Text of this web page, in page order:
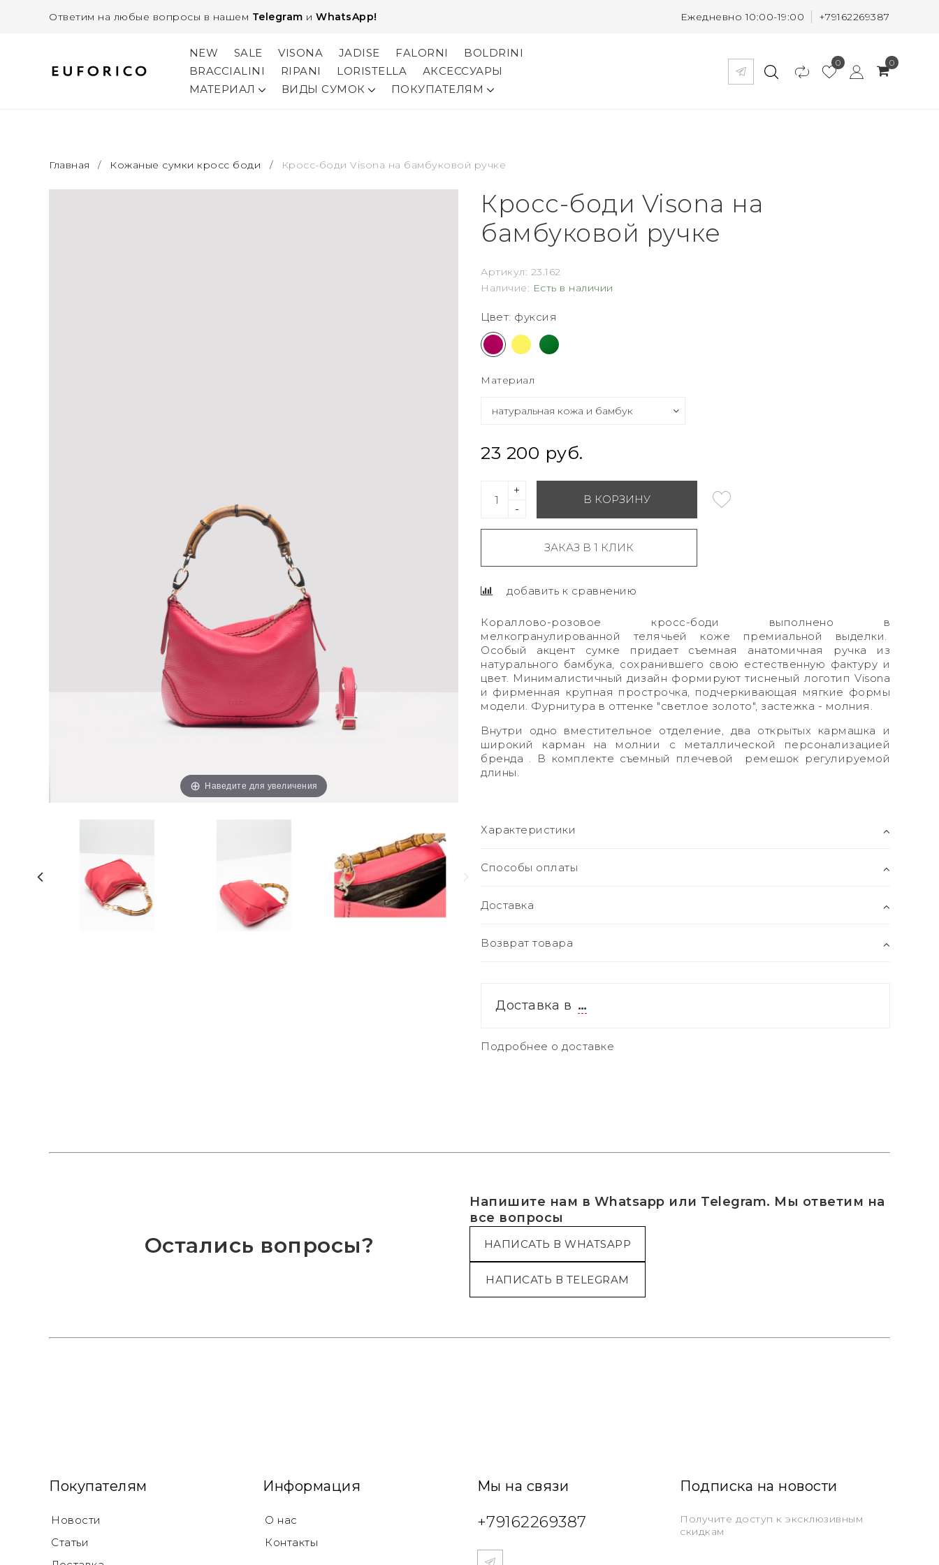
Ответим на любые вопросы в нашем Telegram и WhatsApp! Ежедневно 10:00-19:00 +79162269387
NEW SALE VISONA JADISE FALORNI
BOLDRINI
BRACCIALINI
RIPANI LORISTELLA
АКСЕССУАРЫ
МАТЕРИАЛ
ВИДЫ СУМОК ПОКУПАТЕЛЯМ
0 0
Главная / Кожаные сумки кросс боди / Кросс-боди Visona на бамбуковой ручке
Наведите для увеличения
Кросс-боди Visona на
бамбуковой ручке
Артикул: 23.162
Наличие: Есть в наличии
Цвет: фуксия
Материал
23 200 руб.
-
+
В КОРЗИНУ
ЗАКАЗ В 1 КЛИК
добавить к сравнению
Кораллово-розовое кросс-боди выполнено в
мелкогранулированной телячьей коже премиальной выделки.
Особый акцент сумке придает съемная анатомичная ручка из
натурального бамбука, сохранившего свою естественную фактуру и
цвет. Минималистичный дизайн формируют тисненый логотип Visona
и фирменная крупная прострочка, подчеркивающая мягкие формы
модели. Фурнитура в оттенке "светлое золото", застежка - молния.
Внутри одно вместительное отделение, два открытых кармашка и
широкий карман на молнии с металлической персонализацией
бренда . В комплекте съемный плечевой ремешок регулируемой
длины.
Характеристики
Способы оплаты
Доставка
Возврат товара
Доставка в …
Подробнее о доставке
Остались вопросы?
Напишите нам в Whatsapp или Telegram. Мы ответим на
все вопросы
НАПИСАТЬ В WHATSAPP
НАПИСАТЬ В TELEGRAM
Покупателям
Новости
Статьи
Информация
О нас
Контакты
Мы на связи
+79162269387
Подписка на новости
Получите доступ к эксклюзивным
скидкам